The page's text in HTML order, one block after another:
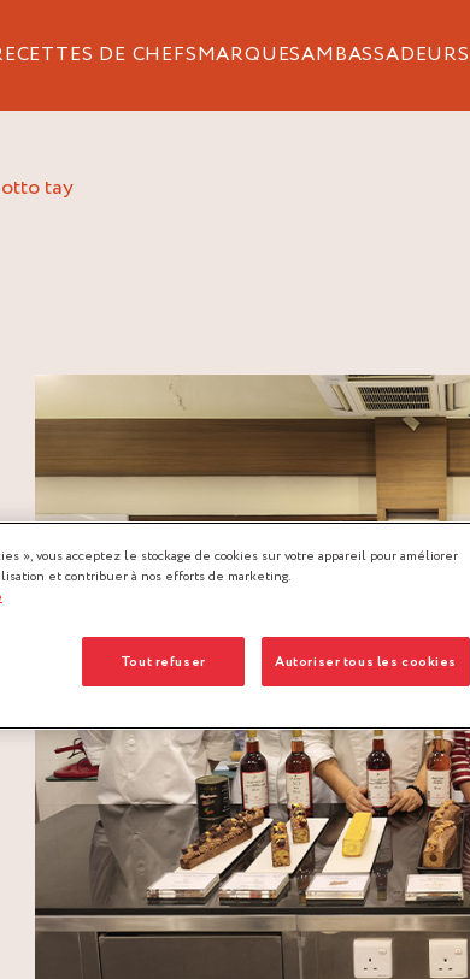
DE CHEFSMARQUESAMBASSADEURS
tay
», vous acceptez le stockage de cookies sur votre appareil pour améliorer
et contribuer à nos efforts de marketing.
Tout refuser Autoriser tous les cookies